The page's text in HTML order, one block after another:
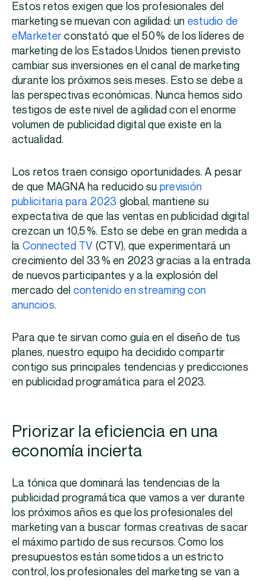
Estos retos exigen que los profesionales del
marketing se muevan con agilidad: un estudio de
eMarketer constató que el 50 % de los líderes de
marketing de los Estados Unidos tienen previsto
cambiar sus inversiones en el canal de marketing
durante los próximos seis meses. Esto se debe a
las perspectivas económicas. Nunca hemos sido
testigos de este nivel de agilidad con el enorme
volumen de publicidad digital que existe en la
actualidad.
Los retos traen consigo oportunidades. A pesar
de que MAGNA ha reducido su previsión
publicitaria para 2023 global, mantiene su
expectativa de que las ventas en publicidad digital
crezcan un 10,5 %. Esto se debe en gran medida a
la Connected TV (CTV), que experimentará un
crecimiento del 33 % en 2023 gracias a la entrada
de nuevos participantes y a la explosión del
mercado del contenido en streaming con
anuncios.
Para que te sirvan como guía en el diseño de tus
planes, nuestro equipo ha decidido compartir
contigo sus principales tendencias y predicciones
en publicidad programática para el 2023.
Priorizar la eficiencia en una
economía incierta
La tónica que dominará las tendencias de la
publicidad programática que vamos a ver durante
los próximos años es que los profesionales del
marketing van a buscar formas creativas de sacar
el máximo partido de sus recursos. Como los
presupuestos están sometidos a un estricto
control, los profesionales del marketing se van a